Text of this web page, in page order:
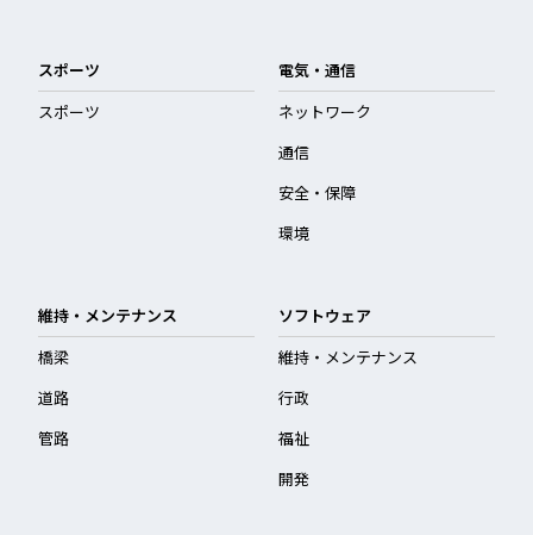
スポーツ
スポーツ
電気・通信
ネットワーク
通信
安全・保障
環境
維持・メンテナンス
橋梁
道路
管路
ソフトウェア
維持・メンテナンス
行政
福祉
開発